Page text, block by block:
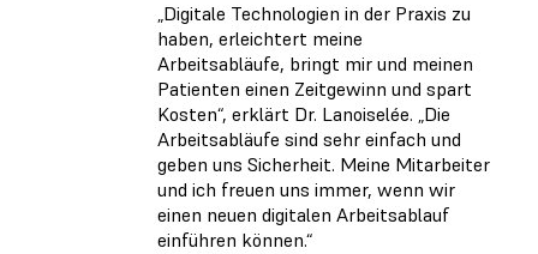
„Digitale Technologien in der Praxis zu
haben, erleichtert meine
Arbeitsabläufe, bringt mir und meinen
Patienten einen Zeitgewinn und spart
Kosten“, erklärt Dr. Lanoiselée. „Die
Arbeitsabläufe sind sehr einfach und
geben uns Sicherheit. Meine Mitarbeiter
und ich freuen uns immer, wenn wir
einen neuen digitalen Arbeitsablauf
einführen können.“